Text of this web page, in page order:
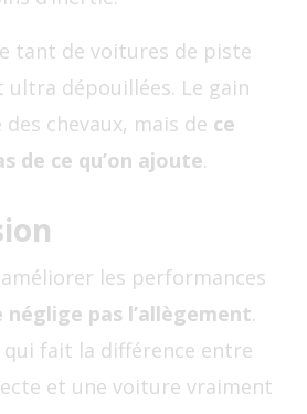
tant de voitures de piste
ultra dépouillées. Le gain
chevaux, mais de ce
de ce qu’on ajoute.
les performances
néglige pas l’allègement.
qui fait la différence entre
et une voiture vraiment